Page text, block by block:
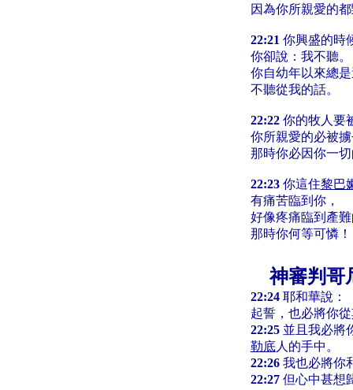
因為你所親愛的
22:21 你興盛的時
你卻說：我不聽。
你自幼年以來總
不聽從我的話。
22:22 你的牧人要
你所親愛的必被
那時你必因你一
22:23 你這住黎巴
有痛苦臨到你，
好像疼痛臨到產
那時你何等可憐！
神審判哥
22:24 耶和華說：
起誓，也必將你
22:25 並且我必將
勒底人的手中。
22:26 我也必將你
22:27 但心中甚想